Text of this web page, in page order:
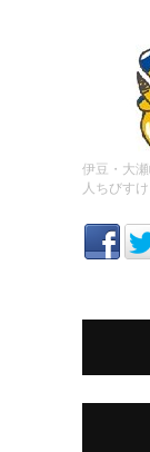
伊豆・大
人ちびすけ